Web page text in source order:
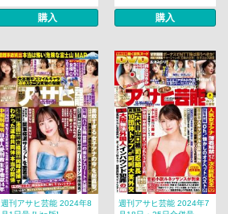
購入 購入
週刊アサヒ芸能 2024年8
週刊アサヒ芸能 2024年7